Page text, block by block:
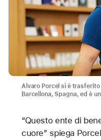
Alvaro Porcel si è trasferito
Barcellona, Spagna, ed è
“Questo ente di
cuore” spiega